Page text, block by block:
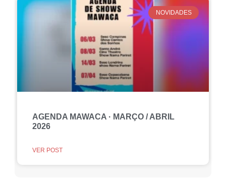
NOVIDADES
AGENDA MAWACA · MARÇO / ABRIL
2026
VER POST